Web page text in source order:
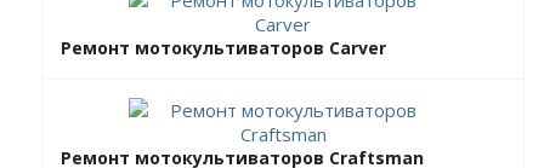
Ремонт мотокультиваторов Carver
Ремонт мотокультиваторов Craftsman